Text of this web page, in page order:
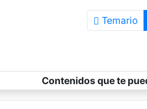
Temario
Contenidos que te